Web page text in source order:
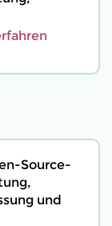
Source-
und